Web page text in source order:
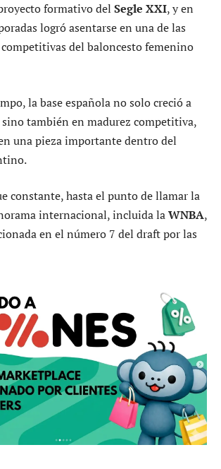
formativo del Segle XXI, y en
logró asentarse en una de las
del baloncesto femenino
la base española no solo creció a
también en madurez competitiva,
una pieza importante dentro del
constante, hasta el punto de llamar la
internacional, incluida laWNBA,
en el número 7 del draft por las